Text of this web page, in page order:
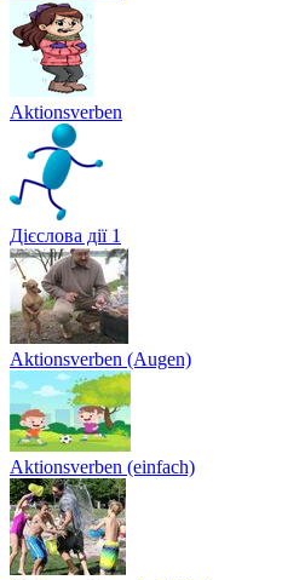
Aktionsverben
Дієслова дії 1
Aktionsverben (Augen)
Aktionsverben (einfach)